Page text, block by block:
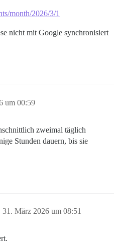
month/2026/3/1
nicht mit Google synchronisiert
um 00:59
zweimal täglich
Stunden dauern, bis sie
31. März 2026 um 08:51